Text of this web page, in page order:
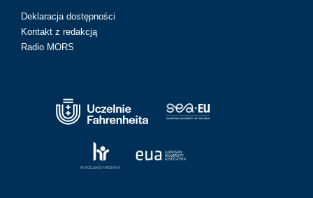
Deklaracja dostępności
Kontakt z redakcją
Radio MORS